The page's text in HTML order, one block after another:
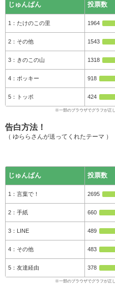
じゅんばん 投票数
たけのこの里 1964
その他 1543
きのこの山 1318
ポッキー 918
トッポ 424
告白方法！
（ ゆららさんが送ってくれたテーマ ）
じゅんばん 投票数
言葉で！ 2695
手紙 660
LINE 489
その他 483
友達経由 378